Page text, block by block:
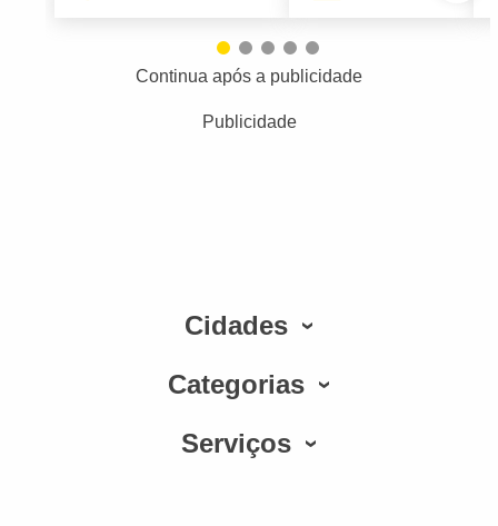
Continua após a publicidade
Publicidade
Cidades
Categorias
Serviços